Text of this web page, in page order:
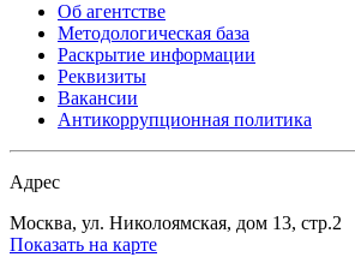
Об агентстве
Методологическая база
Раскрытие информации
Реквизиты
Вакансии
Антикоррупционная политика
Адрес
Москва, ул. Николоямская, дом 13, стр.2
Показать на карте